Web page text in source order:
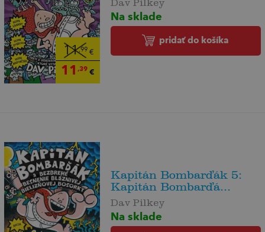
11,99 €
11 ,39€
Na sklade
pridať do košíka
Kapitán Bombarďák 5:
Kapitán Bombarďá...
Dav Pilkey
Na sklade